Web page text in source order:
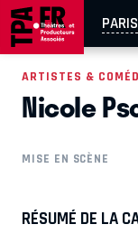
PARIS
AIX-MARSEILLE
EN TOURNÉE
ARTISTES &
Nicole
MISE EN SCÈNE
RÉSUMÉ DE LA